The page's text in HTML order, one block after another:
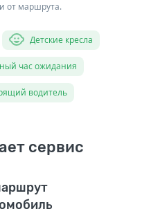
от маршрута.
Детские кресла
час ожидания
водитель
сервис